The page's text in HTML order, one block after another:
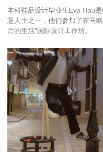
本科鞋品设计毕业生Eva Hau
意人士之一，他们参加了在马
后的生活”国际设计工作坊。